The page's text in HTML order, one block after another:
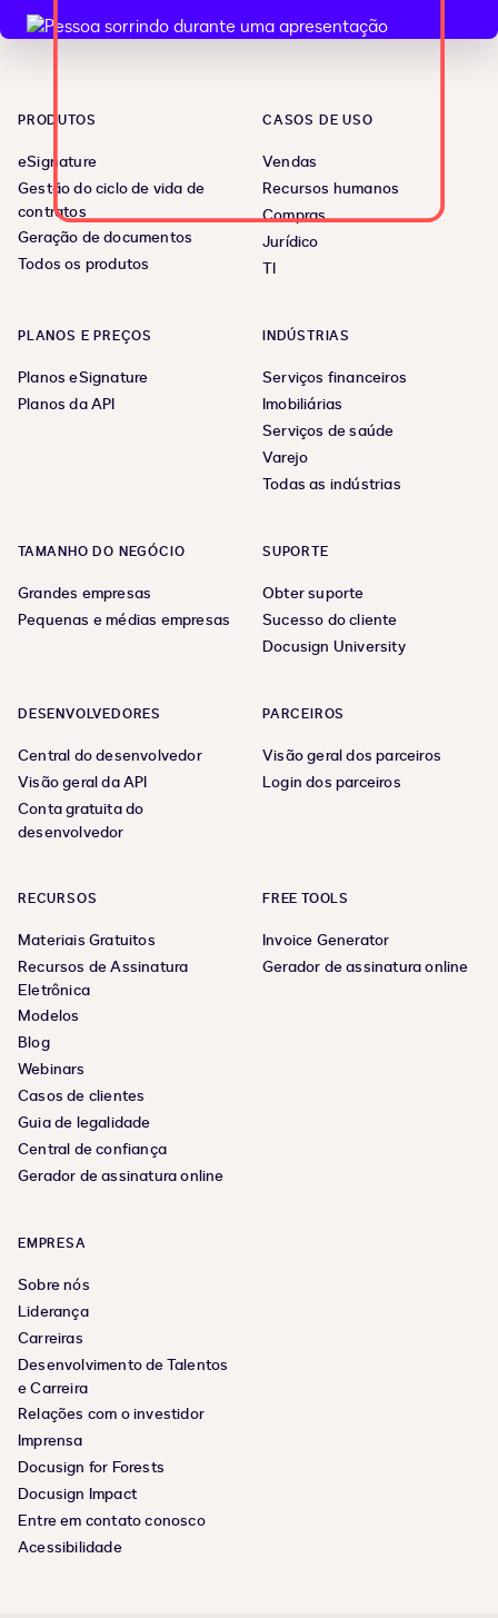
PRODUTOS
eSignature
Gestão do ciclo de vida de
contratos
Geração de documentos
Todos os produtos
CASOS DE USO
Vendas
Recursos humanos
Compras
Jurídico
TI
PLANOS E PREÇOS
Planos eSignature
Planos da API
INDÚSTRIAS
Serviços financeiros
Imobiliárias
Serviços de saúde
Varejo
Todas as indústrias
TAMANHO DO NEGÓCIO
Grandes empresas
Pequenas e médias empresas
SUPORTE
Obter suporte
Sucesso do cliente
Docusign University
DESENVOLVEDORES
Central do desenvolvedor
Visão geral da API
Conta gratuita do
desenvolvedor
PARCEIROS
Visão geral dos parceiros
Login dos parceiros
RECURSOS
Materiais Gratuitos
Recursos de Assinatura
Eletrônica
Modelos
Blog
Webinars
Casos de clientes
Guia de legalidade
Central de confiança
Gerador de assinatura online
FREE TOOLS
Invoice Generator
Gerador de assinatura online
EMPRESA
Sobre nós
Liderança
Carreiras
Desenvolvimento de Talentos
e Carreira
Relações com o investidor
Imprensa
Docusign for Forests
Docusign Impact
Entre em contato conosco
Acessibilidade